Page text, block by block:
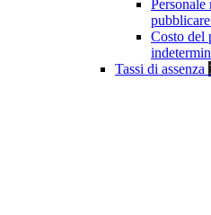
Personale
Costo del
Tassi di assenza